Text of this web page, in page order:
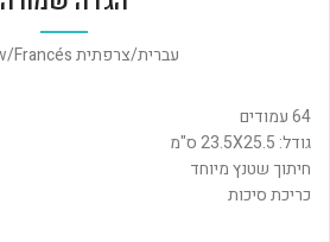
עברית/צרפתית Hebrew/Francés
64 עמודים
גודל: 23.5X25.5 ס"מ
חיתוך שטנץ מיוחד
כריכת סיכות